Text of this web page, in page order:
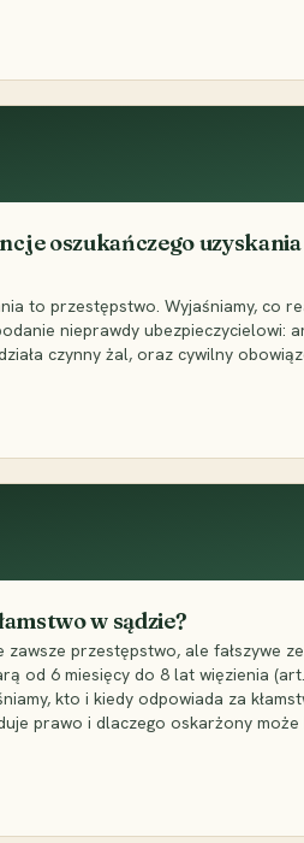
oszukańczego uzyskania
to przestępstwo. Wyjaśniamy, co
nieprawdy ubezpieczycielowi:
czynny żal, oraz cywilny
w sądzie?
zawsze przestępstwo, ale fałszywe
od 6 miesięcy do 8 lat więzienia
kto i kiedy odpowiada za
prawo i dlaczego oskarżony